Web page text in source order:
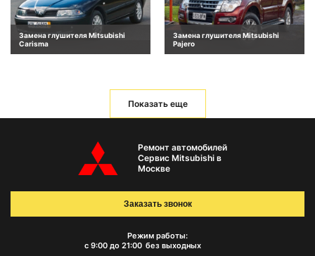
Замена глушителя Mitsubishi
Carisma
Замена глушителя Mitsubishi
Pajero
Показать еще
Ремонт автомобилей
Сервис Mitsubishi в
Москве
Режим работы:
с 9:00 до 21:00 без выходных
Заказать звонок